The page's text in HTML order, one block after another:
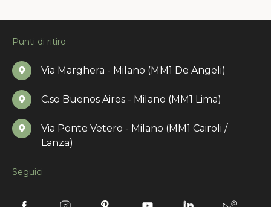
Punti di ritiro
Via Marghera - Milano (MM1 De Angeli)
C.so Buenos Aires - Milano (MM1 Lima)
Via Ponte Vetero - Milano (MM1 Cairoli /
Lanza)
Seguici